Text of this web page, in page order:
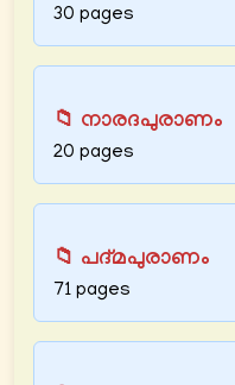
30 pages
📁 നാരദപുരാണം
20 pages
📁 പദ്മപുരാണം
71 pages